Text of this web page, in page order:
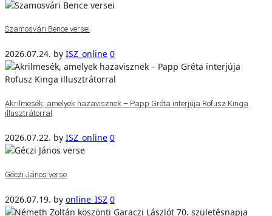
Szamosvári Bence versei
2026.07.24. by ISZ_online 0
Akrilmesék, amelyek hazavisznek – Papp Gréta interjúja Rofusz Kinga
illusztrátorral
2026.07.22. by ISZ_online 0
Géczi János verse
2026.07.19. by online_ISZ 0